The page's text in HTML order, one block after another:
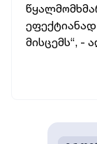
მისცემს“, -